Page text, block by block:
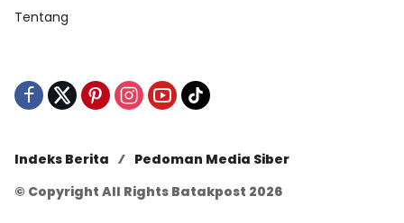
Tentang
Indeks Berita
Pedoman Media Siber
© Copyright All Rights Batakpost 2026